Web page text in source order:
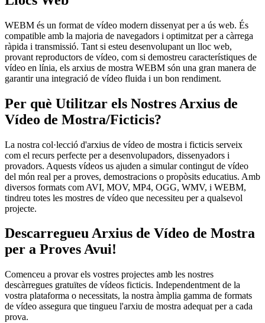
WEBM és un format de vídeo modern dissenyat per a ús web. És
compatible amb la majoria de navegadors i optimitzat per a càrrega
ràpida i transmissió. Tant si esteu desenvolupant un lloc web,
provant reproductors de vídeo, com si demostreu característiques de
vídeo en línia, els arxius de mostra WEBM són una gran manera de
garantir una integració de vídeo fluida i un bon rendiment.
Per què Utilitzar els Nostres Arxius de
Vídeo de Mostra/Ficticis?
La nostra col·lecció d'arxius de vídeo de mostra i ficticis serveix
com el recurs perfecte per a desenvolupadors, dissenyadors i
provadors. Aquests vídeos us ajuden a simular contingut de vídeo
del món real per a proves, demostracions o propòsits educatius. Amb
diversos formats com AVI, MOV, MP4, OGG, WMV, i WEBM,
tindreu totes les mostres de vídeo que necessiteu per a qualsevol
projecte.
Descarregueu Arxius de Vídeo de Mostra
per a Proves Avui!
Comenceu a provar els vostres projectes amb les nostres
descàrregues gratuïtes de vídeos ficticis. Independentment de la
vostra plataforma o necessitats, la nostra àmplia gamma de formats
de vídeo assegura que tingueu l'arxiu de mostra adequat per a cada
prova.